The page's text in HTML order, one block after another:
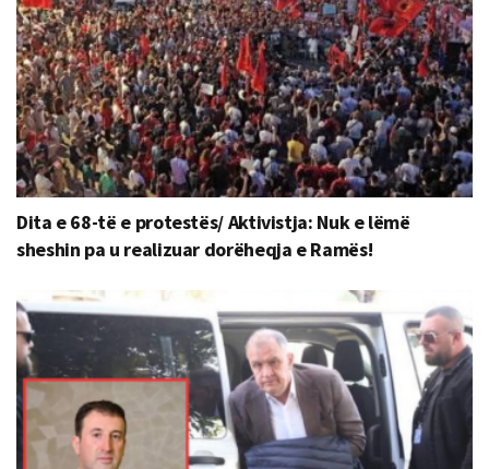
Dita e 68-të e protestës/ Aktivistja: Nuk e lëmë
sheshin pa u realizuar dorëheqja e Ramës!